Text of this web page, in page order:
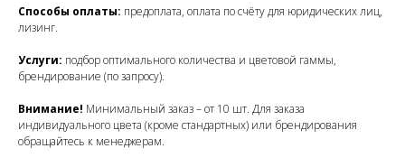
Способы оплаты: предоплата, оплата по счёту для юридических лиц,
лизинг.
Услуги: подбор оптимального количества и цветовой гаммы,
брендирование (по запросу).
Внимание! Минимальный заказ – от 10 шт. Для заказа
индивидуального цвета (кроме стандартных) или брендирования
обращайтесь к менеджерам.